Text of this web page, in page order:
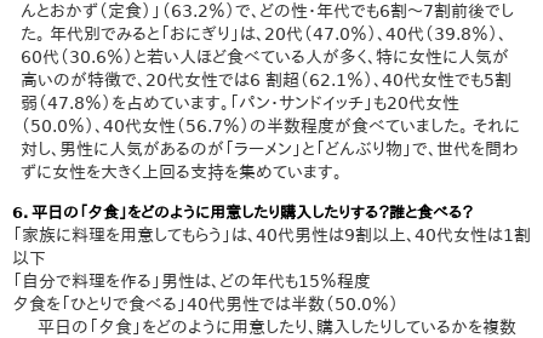
んとおかず（定食）」（63.2％）で、どの性・年代でも6割〜7割前後でし
た。 年代別でみると「おにぎり」は、20代（47.0％）、40代（39.8％）、
60代（30.6％）と若い人ほど食べている人が多く、特に女性に人気が
高いのが特徴で、20代女性では6 割超（62.1％）、40代女性でも5割
弱（47.8％）を占めています。「パン・サンドイッチ」も20代女性
（50.0％）、40代女性（56.7％）の半数程度が食べていました。 それに
対し、男性に人気があるのが「ラーメン」と「どんぶり物」で、世代を問わ
ずに女性を大きく上回る支持を集めています。
6．平日の「夕食」をどのように用意したり購入したりする？誰と食べる？
「家族に料理を用意してもらう」は、40代男性は9割以上、40代女性は1割
以下
「自分で料理を作る」男性は、どの年代も15％程度
夕食を「ひとりで食べる」40代男性では半数（50.0％）
平日の「夕食」をどのように用意したり、購入したりしているかを複数